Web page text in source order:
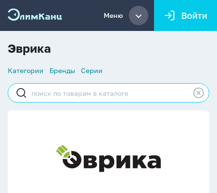
Меню Войти
Эврика
Список
Категории Бренды Серии
Строка
поиска